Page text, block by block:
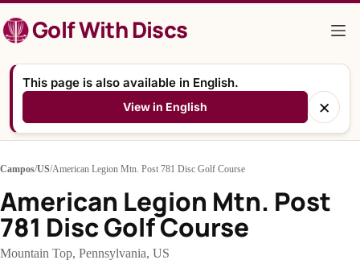
al
contenidoGolf With Discs
This page is also available in English.
View in English ×
Campos/US/American Legion Mtn. Post 781 Disc Golf Course
American Legion Mtn. Post
781 Disc Golf Course
Mountain Top, Pennsylvania, US